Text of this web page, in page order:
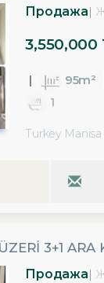
Продажа
3,550,000
95m²
1
Turkey
3+1 ARA
Продажа